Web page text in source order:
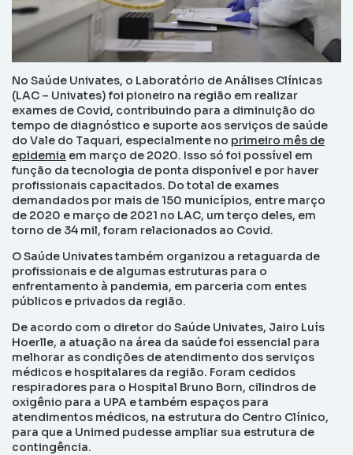
No Saúde Univates, o Laboratório de Análises Clínicas
(LAC – Univates) foi pioneiro na região em realizar
exames de Covid, contribuindo para a diminuição do
tempo de diagnóstico e suporte aos serviços de saúde
do Vale do Taquari, especialmente no primeiro mês de
epidemia em março de 2020. Isso só foi possível em
função da tecnologia de ponta disponível e por haver
profissionais capacitados. Do total de exames
demandados por mais de 150 municípios, entre março
de 2020 e março de 2021 no LAC, um terço deles, em
torno de 34 mil, foram relacionados ao Covid.
O Saúde Univates também organizou a retaguarda de
profissionais e de algumas estruturas para o
enfrentamento à pandemia, em parceria com entes
públicos e privados da região.
De acordo com o diretor do Saúde Univates, Jairo Luís
Hoerlle, a atuação na área da saúde foi essencial para
melhorar as condições de atendimento dos serviços
médicos e hospitalares da região. Foram cedidos
respiradores para o Hospital Bruno Born, cilindros de
oxigênio para a UPA e também espaços para
atendimentos médicos, na estrutura do Centro Clínico,
para que a Unimed pudesse ampliar sua estrutura de
contingência.